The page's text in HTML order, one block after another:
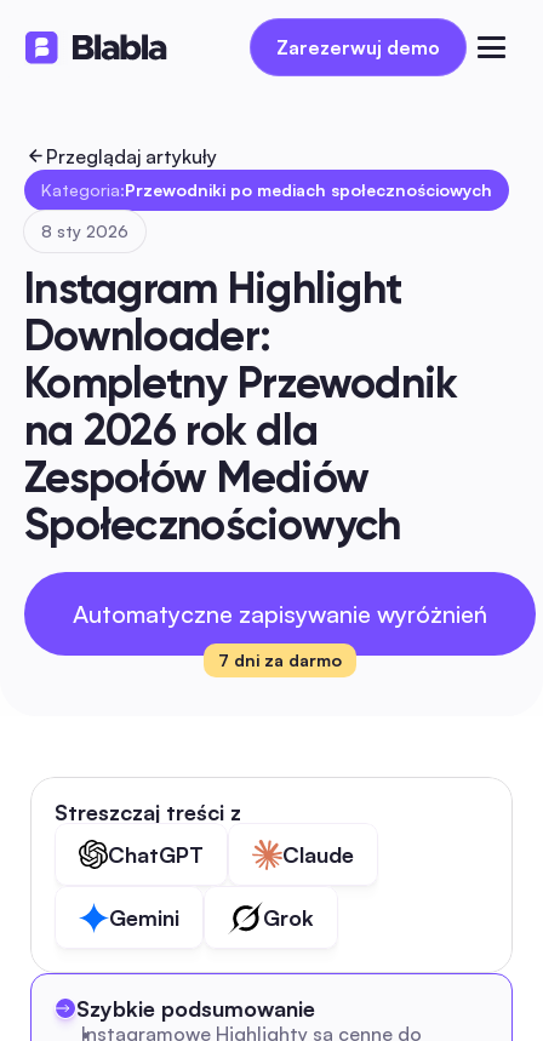
Zarezerwuj demo
Zarezerwuj demo
Przeglądaj artykuły
Kategoria:Przewodniki po mediach społecznościowych
8 sty 2026
Instagram Highlight
Downloader:
Kompletny Przewodnik
na 2026 rok dla
Zespołów Mediów
Społecznościowych
Automatyczne zapisywanie wyróżnień
7 dni za darmo
Streszczaj treści z
ChatGPT
Claude
Gemini Grok
Szybkie podsumowanie
Instagramowe Highlighty są cenne do